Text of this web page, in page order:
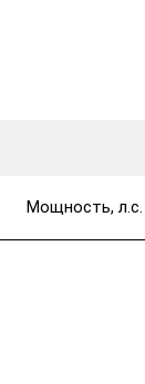
Мощность, л.с.